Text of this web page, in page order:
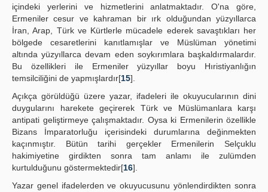
içindeki yerlerini ve hizmetlerini anlatmaktadır. O'na göre,
Ermeniler cesur ve kahraman bir ırk olduğundan yüzyıllarca
İran, Arap, Türk ve Kürtlerle mücadele ederek savaştıkları her
bölgede cesaretlerini kanıtlamışlar ve Müslüman yönetimi
altında yüzyıllarca devam eden soykırımlara başkaldırmalardır.
Bu özellikleri ile Ermeniler yüzyıllar boyu Hıristiyanlığın
temsilciliğini de yapmışlardır[15].
Açıkça görüldüğü üzere yazar, ifadeleri ile okuyucularının dini
duygularını harekete geçirerek Türk ve Müslümanlara karşı
antipati geliştirmeye çalışmaktadır. Oysa ki Ermenilerin özellikle
Bizans İmparatorluğu içerisindeki durumlarına değinmekten
kaçınmıştır. Bütün tarihi gerçekler Ermenilerin Selçuklu
hakimiyetine girdikten sonra tam anlamı ile zulümden
kurtulduğunu göstermektedir[16].
Yazar genel ifadelerden ve okuyucusunu yönlendirdikten sonra